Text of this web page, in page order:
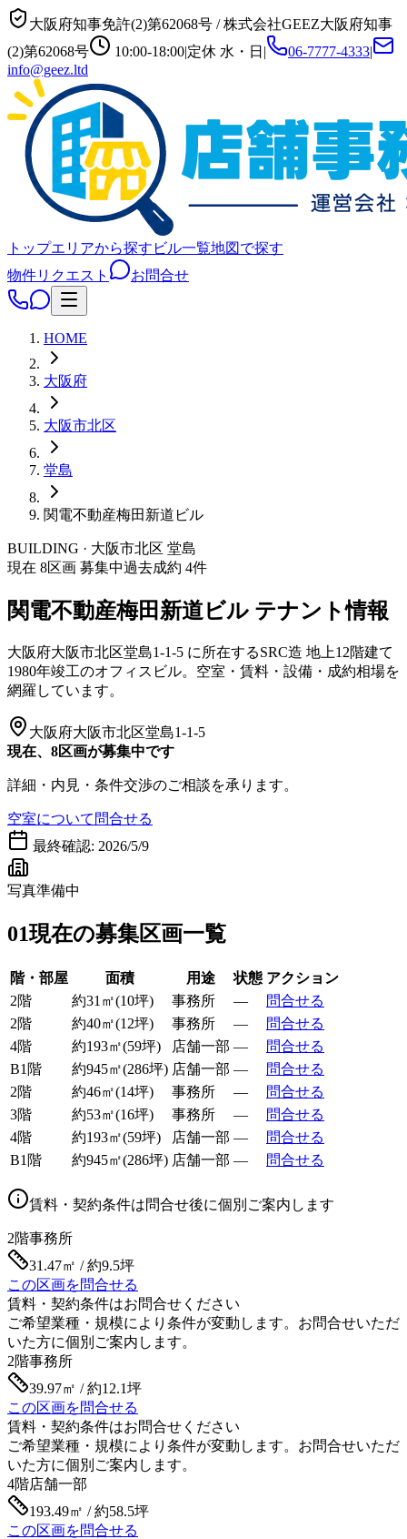
大阪府知事免許(2)第62068号 /株式会社GEEZ大阪府知事
(2)第62068号
10:00-18:00|定休 水・日 | 06-7777-4333|
info@geez.ltd
トップエリアから探す ビル一覧地図で探す
物件リクエスト
お問合せ
HOME
大阪府
大阪市北区
堂島
関電不動産梅田新道ビル
BUILDING · 大阪市北区 堂島
現在 8区画 募集中過去成約 4件
関電不動産梅田新道ビル テナント情報
大阪府大阪市北区堂島1-1-5 に所在するSRC造 地上12階建て
1980年竣工のオフィスビル。空室・賃料・設備・成約相場を
網羅しています。
大阪府大阪市北区堂島1-1-5
現在、8区画が募集中です
詳細・内見・条件交渉のご相談を承ります。
空室について問合せる
最終確認: 2026/5/9
写真準備中
01現在の募集区画一覧
階・部屋 面積 用途 状態 アクション
2階
約31 ㎡(10坪) 事務所 —
問合せる
2階
約40㎡(12坪) 事務所 —
問合せる
4階
約193㎡(59坪) 店舗一部 —
問合せる
B1階
約945㎡(286坪) 店舗一部 —
問合せる
2階
約46㎡(14坪) 事務所 —
問合せる
3階
約53㎡(16坪) 事務所 —
問合せる
4階
約193㎡(59坪) 店舗一部 —
問合せる
B1階
約945㎡(286坪) 店舗一部 — 問合せる
賃料・契約条件は問合せ後に個別ご案内します
2階事務所
31.47㎡ / 約9.5坪
この区画を問合せる
賃料・契約条件はお問合せください
ご希望業種・規模により条件が変動します。お問合せいただ
いた方に個別ご案内します。
2階事務所
39.97㎡ / 約12.1坪
この区画を問合せる
賃料・契約条件はお問合せください
ご希望業種・規模により条件が変動します。お問合せいただ
いた方に個別ご案内します。
4階店舗一部
193.49㎡ / 約58.5坪
この区画を問合せる